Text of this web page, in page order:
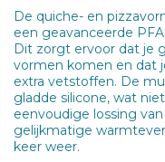
De quiche- en
een geavanceerde
Dit zorgt ervoor dat je
vormen komen en dat
extra vetstoffen. De
gladde silicone, wat
eenvoudige lossing
gelijkmatige
keer weer.